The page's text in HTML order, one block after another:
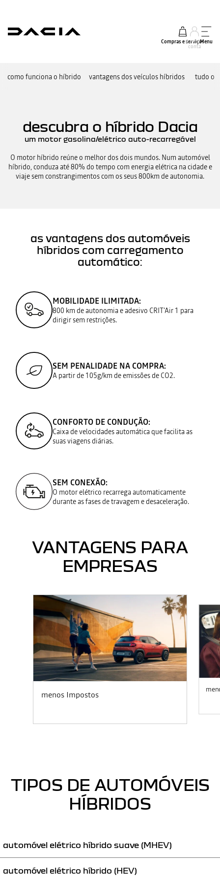
Compras e serviços
A minha
conta
Menu
como funciona o híbrido vantagens dos veículos híbridos tudo o
descubra o híbrido Dacia
um motor gasolina/elétrico auto-recarregável
O motor híbrido reúne o melhor dos dois mundos. Num automóvel
híbrido, conduza até 80% do tempo com energia elétrica na cidade e
viaje sem constrangimentos com os seus 800km de autonomia.
as vantagens dos automóveis
híbridos com carregamento
automático:
MOBILIDADE ILIMITADA:
800 km de autonomia e adesivo CRIT'Air 1 para
dirigir sem restrições.​
SEM PENALIDADE NA COMPRA:
A partir de 105g/km de emissões de CO2.​
CONFORTO DE CONDUÇÃO:
Caixa de velocidades automática que facilita as
suas viagens diárias.​
SEM CONEXÃO:
O motor elétrico recarrega automaticamente
durante as fases de travagem e desaceleração.​
VANTAGENS PARA
EMPRESAS
menos Impostos
TIPOS DE AUTOMÓVEIS
HÍBRIDOS
automóvel elétrico híbrido suave (MHEV)
AUTOMÓVEL ELÉTRICO HÍBRIDO MILD – MHEV
automóvel elétrico híbrido (HEV)